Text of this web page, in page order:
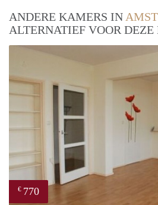
ANDERE KAMERS IN
ALTERNATIEF VOOR DEZE
€ 770